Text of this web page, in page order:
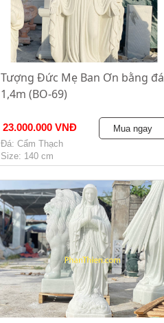
Tượng Đức Mẹ Ban Ơn bằng đá
1,4m (BO-69)
23.000.000 VNĐ
Đá: Cẩm Thạch
Size: 140 cm
Mua ngay